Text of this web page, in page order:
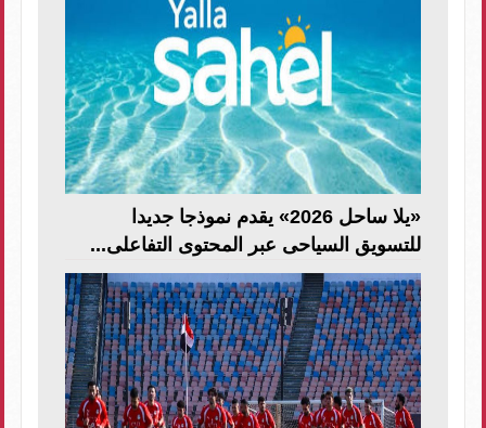
«يلا ساحل 2026» يقدم نموذجا جديدا
للتسويق السياحى عبر المحتوى التفاعلى...